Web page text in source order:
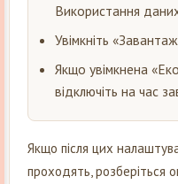
Використання даних
Увімкніть
Якщо увімкнена
відключіть на час
Якщо після цих
проходять, розберіться